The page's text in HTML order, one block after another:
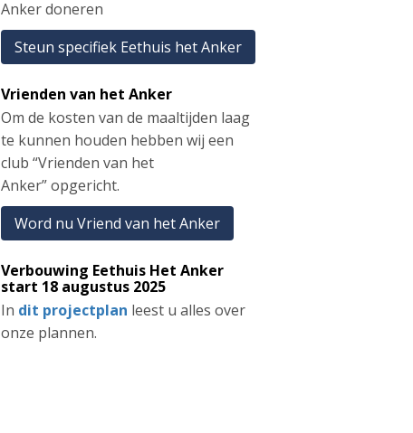
Anker doneren
Steun specifiek Eethuis het Anker
Vrienden van het Anker
Om de kosten van de maaltijden laag
te kunnen houden hebben wij een
club “Vrienden van het
Anker” opgericht.
Word nu Vriend van het Anker
Verbouwing Eethuis Het Anker
start 18 augustus 2025
In dit projectplan leest u alles over
onze plannen.